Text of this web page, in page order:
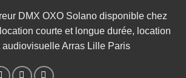
DMX OXO Solano disponible chez
courte et longue durée, location
Arras Lille Paris